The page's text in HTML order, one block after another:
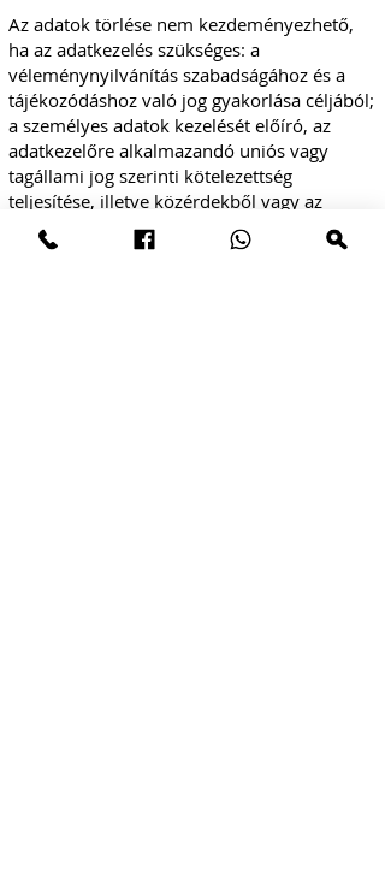
Az adatok törlése nem kezdeményezhető,
ha az adatkezelés szükséges: a
véleménynyilvánítás szabadságához és a
tájékozódáshoz való jog gyakorlása céljából;
a személyes adatok kezelését előíró, az
adatkezelőre alkalmazandó uniós vagy
tagállami jog szerinti kötelezettség
teljesítése, illetve közérdekből vagy az
adatkezelőre ruházott közhatalmi
jogosítvány gyakorlása keretében végzett